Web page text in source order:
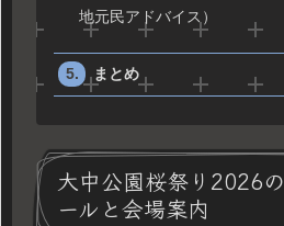
地元民アドバイス）
まとめ
大中公園桜祭り2026
ールと会場案内